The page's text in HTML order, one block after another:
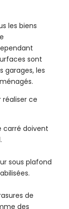
les biens
sont
garages, les
réaliser ce
carré doivent
sous plafond
de
des